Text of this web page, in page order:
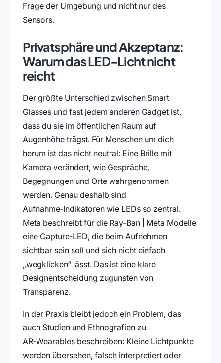
Frage der Umgebung und nicht nur des
Sensors.
Privatsphäre und Akzeptanz:
Warum das LED-Licht nicht
reicht
Der größte Unterschied zwischen Smart
Glasses und fast jedem anderen Gadget ist,
dass du sie im öffentlichen Raum auf
Augenhöhe trägst. Für Menschen um dich
herum ist das nicht neutral: Eine Brille mit
Kamera verändert, wie Gespräche,
Begegnungen und Orte wahrgenommen
werden. Genau deshalb sind
Aufnahme‑Indikatoren wie LEDs so zentral.
Meta beschreibt für die Ray‑Ban | Meta Modelle
eine Capture‑LED, die beim Aufnehmen
sichtbar sein soll und sich nicht einfach
„wegklicken“ lässt. Das ist eine klare
Designentscheidung zugunsten von
Transparenz.
In der Praxis bleibt jedoch ein Problem, das
auch Studien und Ethnografien zu
AR‑Wearables beschreiben: Kleine Lichtpunkte
werden übersehen, falsch interpretiert oder